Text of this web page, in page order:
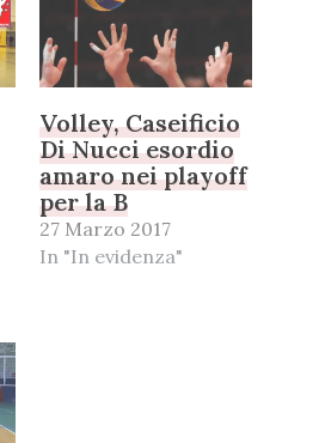
Volley, Caseificio
Di Nucci esordio
amaro nei playoff
per la B
27 Marzo 2017
In "In evidenza"